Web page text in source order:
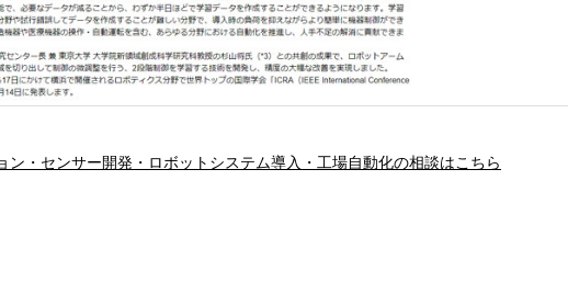
ン・センサー開発・ロボットシステム導入・工場自動化の相談はこちら